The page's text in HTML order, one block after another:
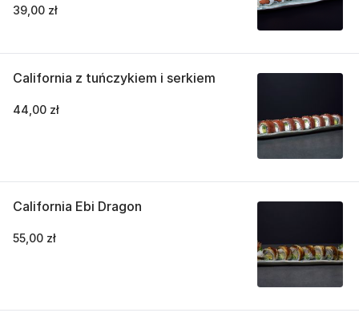
39,00 zł
California z tuńczykiem i serkiem
44,00 zł
California Ebi Dragon
55,00 zł